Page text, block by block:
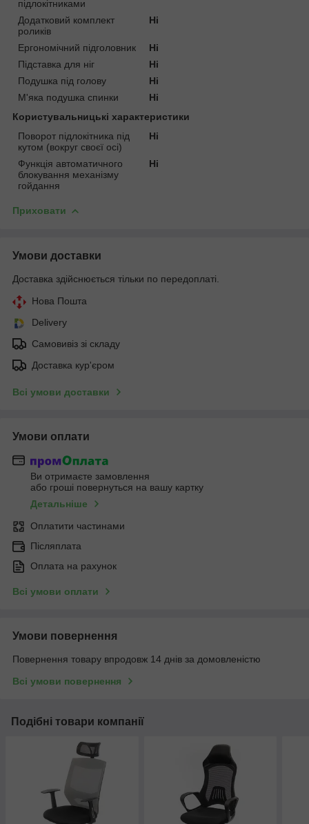
підлокітниками
Додатковий комплект
роликів
Ні
Ергономічний підголовник
Ні
Підставка для ніг
Ні
Подушка під голову
Ні
М'яка подушка спинки
Ні
Користувальницькі характеристики
Поворот підлокітника під
кутом (вокруг своєї осі)
Ні
Функція автоматичного
блокування механізму
гойдання
Ні
Приховати
Умови доставки
Доставка здійснюється тільки по передоплаті.
Нова Пошта
Delivery
Самовивіз зі складу
Доставка кур'єром
Всі умови доставки
Умови оплати
Ви отримаєте замовлення
або гроші повернуться на вашу картку
Детальніше
Оплатити частинами
Післяплата
Оплата на рахунок
Всі умови оплати
Умови повернення
Повернення товару впродовж 14 днів за домовленістю
Всі умови повернення
Подібні товари компанії